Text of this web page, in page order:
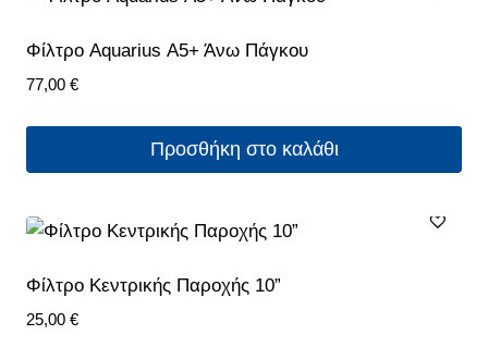
Φίλτρο Aquarius Α5+ Άνω Πάγκου
77,00 €
Προσθήκη στο καλάθι
Φίλτρο Κεντρικής Παροχής 10”
25,00 €